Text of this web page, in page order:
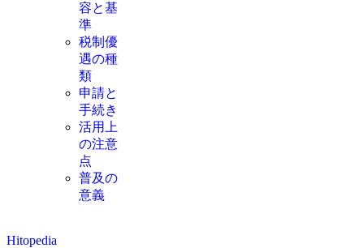
容と基
準
税制優
遇の種
類
申請と
手続き
活用上
の注意
点
普及の
意義
Hitopedia